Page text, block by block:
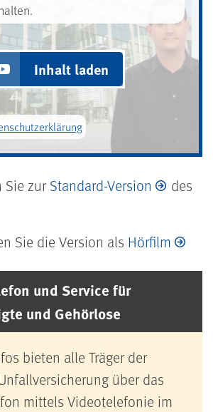
Inhalt laden
Sie zurStandard-Version
des
Sie die Version als Hörfilm
und Service für
und Gehörlose
bieten alle Träger der
über das
mittels Videotelefonie im